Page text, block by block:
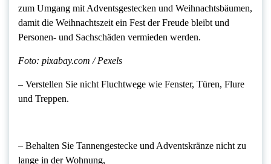
zum Umgang mit Adventsgestecken und Weihnachtsbäumen,
damit die Weihnachtszeit ein Fest der Freude bleibt und
Personen- und Sachschäden vermieden werden.
Foto: pixabay.com / Pexels
– Verstellen Sie nicht Fluchtwege wie Fenster, Türen, Flure
und Treppen.
– Behalten Sie Tannengestecke und Adventskränze nicht zu
lange in der Wohnung,